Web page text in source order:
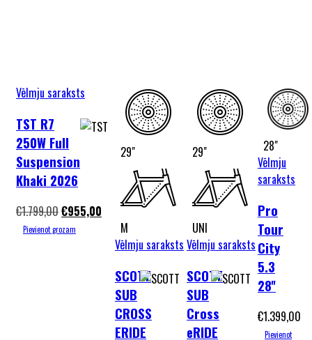
Vēlmju saraksts
TST R7
250W Full
Suspension
Khaki 2026
€1.799,00€955,00
Pievienot grozam
29"
M
Vēlmju saraksts
SCOTT
SUB
CROSS
ERIDE
29"
UNI
Vēlmju saraksts
SCOTT
SUB
Cross
eRIDE
28"
Vēlmju
saraksts
Pro
Tour
City
5.3
28''
€1.399,00
Pievienot